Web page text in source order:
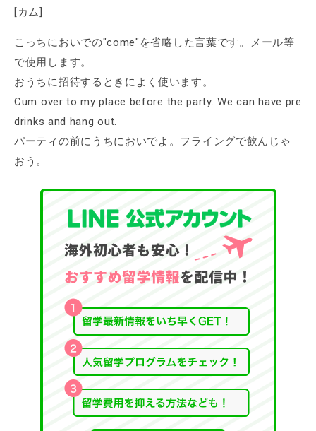
[カム]
こっちにおいでの"come"を省略した言葉です。メール等
で使用します。
おうちに招待するときによく使います。
Cum over to my place before the party. We can have pre
drinks and hang out.
パーティの前にうちにおいでよ。フライングで飲んじゃ
おう。